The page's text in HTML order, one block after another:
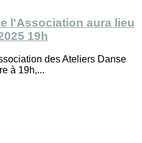
l'Association aura lieu
19h
des Ateliers Danse
à 19h,...